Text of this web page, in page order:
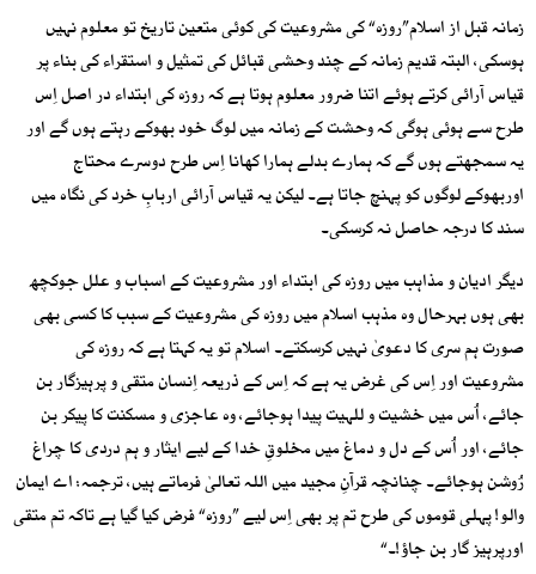
زمانہ قبل از اسلام”روزہ“ کی مشروعیت کی کوئی متعین تاریخ تو معلوم نہیں
ہوسکی، البتہ قدیم زمانہ کے چند وحشی قبائل کی تمثیل و استقراء کی بناء پر
قیاس آرائی کرتے ہوئے اتنا ضرور معلوم ہوتا ہے کہ روزہ کی ابتداء در اصل اِس
طرح سے ہوئی ہوگی کہ وحشت کے زمانہ میں لوگ خود بھوکے رہتے ہوں گے اور
یہ سمجھتے ہوں گے کہ ہمارے بدلے ہمارا کھانا اِس طرح دوسرے محتاج
اوربھوکے لوگوں کو پہنچ جاتا ہے۔ لیکن یہ قیاس آرائی اربابِ خرد کی نگاہ میں
سند کا درجہ حاصل نہ کرسکی۔
دیگر ادیان و مذاہب میں روزہ کی ابتداء اور مشروعیت کے اسباب و علل جوکچھ
بھی ہوں بہرحال وہ مذہب اسلام میں روزہ کی مشروعیت کے سبب کا کسی بھی
صورت ہم سری کا دعویٰ نہیں کرسکتے۔ اسلام تو یہ کہتا ہے کہ روزہ کی
مشروعیت اور اِس کی غرض یہ ہے کہ اِس کے ذریعہ اِنسان متقی و پرہیزگار بن
جائے، اُس میں خشیت و للہیت پیدا ہوجائے، وہ عاجزی و مسکنت کا پیکر بن
جائے، اور اُس کے دل و دماغ میں مخلوقِ خدا کے لیے ایثار و ہم دردی کا چراغ
رُوشن ہوجائے۔ چنانچہ قرآنِ مجید میں اللہ تعالیٰ فرماتے ہیں، ترجمہ: اے ایمان
والو! پہلی قوموں کی طرح تم پر بھی اِس لیے ”روزہ“ فرض کیا گیا ہے تاکہ تم متقی
اورپرہیز گار بن جاؤ!۔“